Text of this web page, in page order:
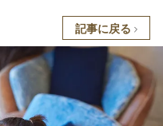
記事に戻る